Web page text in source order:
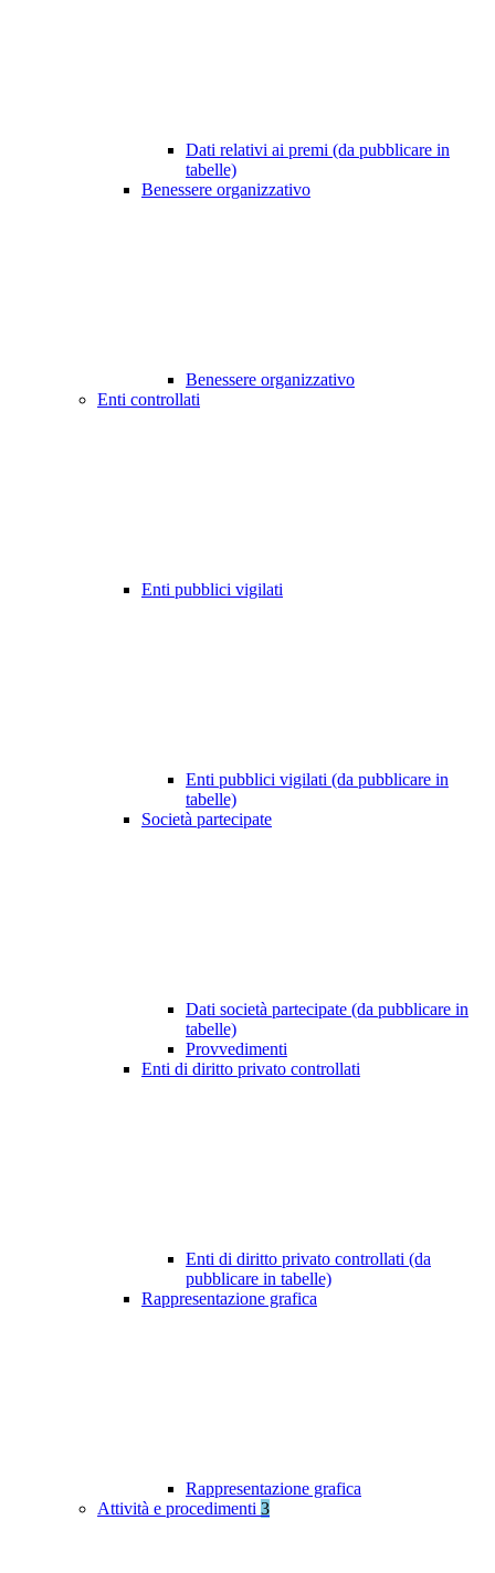
Dati relativi ai premi (da pubblicare in
tabelle)
Benessere organizzativo
Benessere organizzativo
Enti controllati
Enti pubblici vigilati
Enti pubblici vigilati (da pubblicare in
tabelle)
Società partecipate
Dati società partecipate (da pubblicare in
tabelle)
Provvedimenti
Enti di diritto privato controllati
Enti di diritto privato controllati (da
pubblicare in tabelle)
Rappresentazione grafica
Rappresentazione grafica
Attività e procedimenti 3